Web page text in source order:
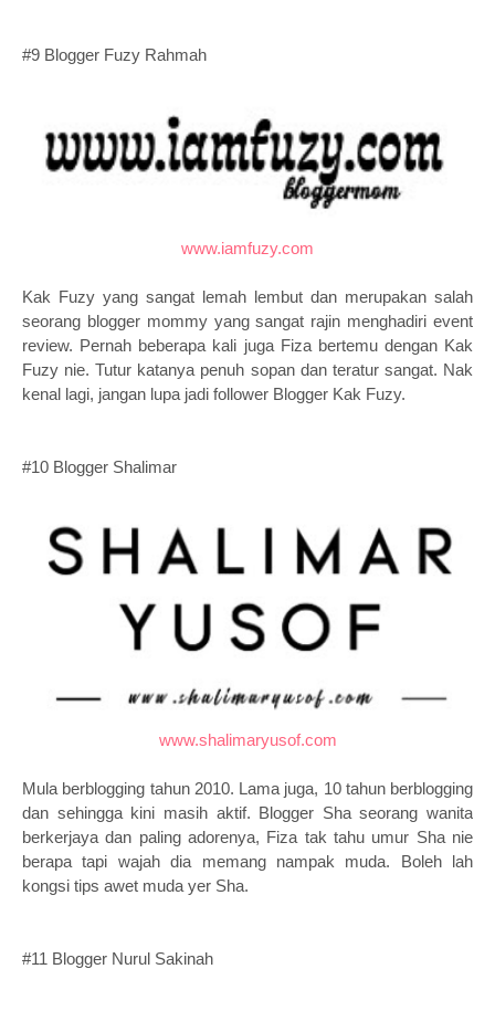
#9 Blogger Fuzy Rahmah
www.iamfuzy.com
Kak Fuzy yang sangat lemah lembut dan merupakan salah
seorang blogger mommy yang sangat rajin menghadiri event
review. Pernah beberapa kali juga Fiza bertemu dengan Kak
Fuzy nie. Tutur katanya penuh sopan dan teratur sangat. Nak
kenal lagi, jangan lupa jadi follower Blogger Kak Fuzy.
#10 Blogger Shalimar
www.shalimaryusof.com
Mula berblogging tahun 2010. Lama juga, 10 tahun berblogging
dan sehingga kini masih aktif. Blogger Sha seorang wanita
berkerjaya dan paling adorenya, Fiza tak tahu umur Sha nie
berapa tapi wajah dia memang nampak muda. Boleh lah
kongsi tips awet muda yer Sha.
#11 Blogger Nurul Sakinah